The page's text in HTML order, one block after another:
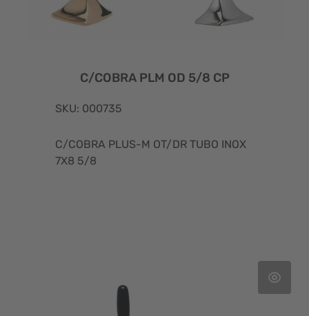
C/COBRA PLM OD 5/8 CP
SKU: 000735
C/COBRA PLUS-M OT/DR TUBO INOX
7X8 5/8